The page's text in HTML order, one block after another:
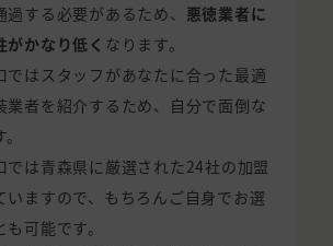
する必要があるため、 悪徳業者に
がかなり低く なります。
ではスタッフがあなたに合った最適
業者を紹介するため、自分で面倒な
では青森県に厳選された24社の加盟
いますので、もちろんご自身でお選
可能です。